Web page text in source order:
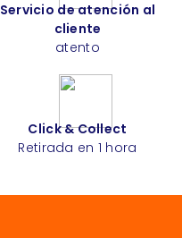
Servicio de atención al
cliente
atento
Click & Collect
Retirada en 1 hora